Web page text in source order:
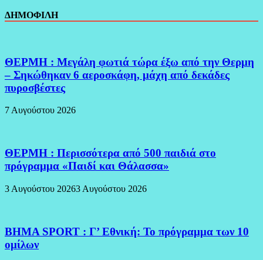
ΔΗΜΟΦΙΛΗ
ΘΕΡΜΗ : Μεγάλη φωτιά τώρα έξω από την Θερμη
– Σηκώθηκαν 6 αεροσκάφη, μάχη από δεκάδες
πυροσβέστες
7 Αυγούστου 2026
ΘΕΡΜΗ : Περισσότερα από 500 παιδιά στο
πρόγραμμα «Παιδί και Θάλασσα»
3 Αυγούστου 20263 Αυγούστου 2026
BHMA SPORT : Γ’ Εθνική: Το πρόγραμμα των 10
ομίλων